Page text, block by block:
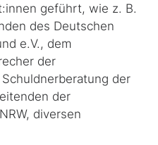
geführt, wie z. B.
des Deutschen
e.V., dem
der
der
der
diversen